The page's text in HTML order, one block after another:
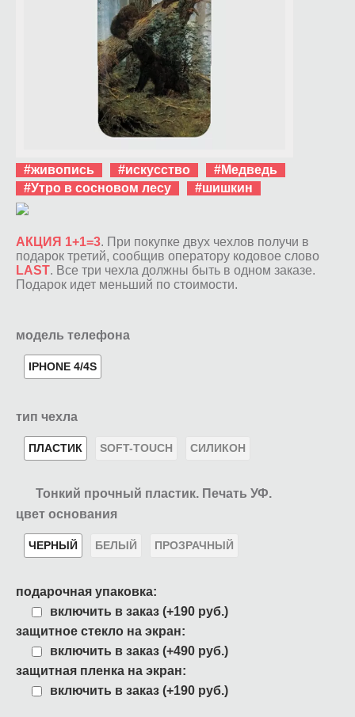
#живопись #искусство
#Медведь
#Утро в сосновом лесу
#шишкин
АКЦИЯ 1+1=3. При покупке двух чехлов получи в
подарок третий, сообщив оператору кодовое слово
LAST. Все три чехла должны быть в одном заказе.
Подарок идет меньший по стоимости.
модель телефона
IPHONE 4/4S
тип чехла
ПЛАСТИК SOFT-TOUCH СИЛИКОН
Тонкий прочный пластик. Печать УФ.
цвет основания
ЧЕРНЫЙ БЕЛЫЙ ПРОЗРАЧНЫЙ
подарочная упаковка:
включить в заказ (+190 руб.)
защитное стекло на экран:
включить в заказ (+490 руб.)
защитная пленка на экран:
включить в заказ (+190 руб.)